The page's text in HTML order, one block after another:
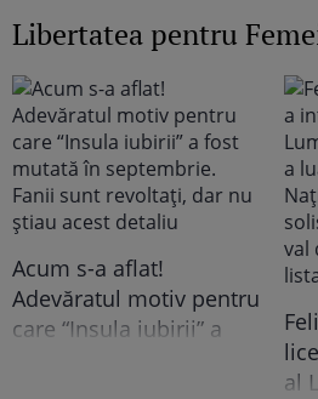
Libertatea pentru
Acum s-a aflat!
Adevăratul motiv pentru
care “Insula iubirii” a
al